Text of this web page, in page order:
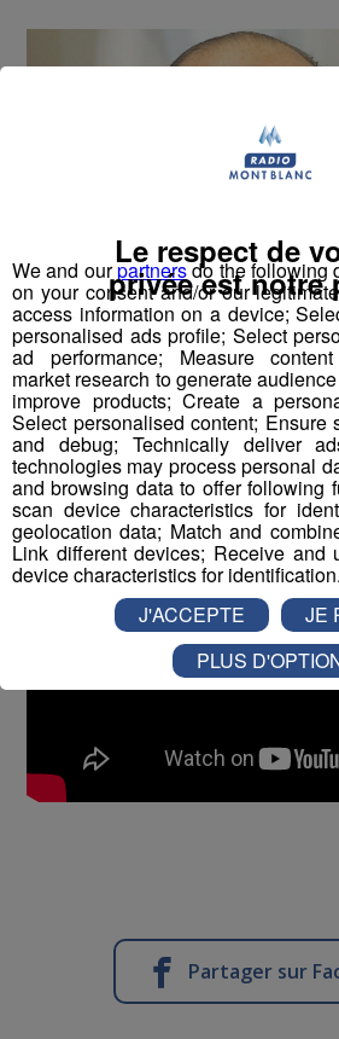
Partager sur
We and ourpartnersdo the following
on your consent and/or our
access information on a device;
personalised ads profile; Select
ad performance; Measure
market research to generate
improve products; Create a
Select personalised content; Ensure
and debug; Technically deliver
technologies may process personal
and browsing data to offer following
scan device characteristics for
geolocation data; Match and
Link different devices; Receive and
device characteristics for identification.
Le respect de
privée est notre
J'ACCEPTE
JE
PLUS